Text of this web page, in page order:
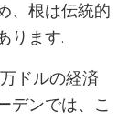
、根は伝統的
ります.
ドルの経済
デンでは、こ